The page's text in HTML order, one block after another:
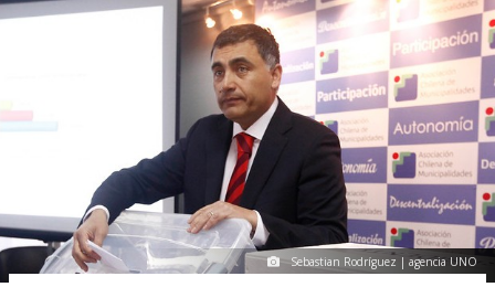
Sebastian Rodríguez | agencia UNO